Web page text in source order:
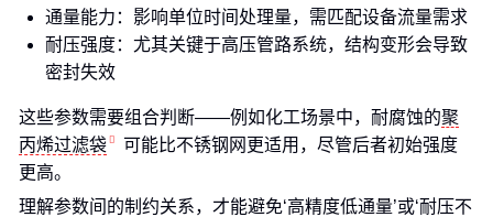
通量能力：影响单位时间处理量，需匹配设备流量需求
耐压强度：尤其关键于高压管路系统，结构变形会导致
密封失效
这些参数需要组合判断——例如化工场景中，耐腐蚀的聚
丙烯过滤袋
可能比不锈钢网更适用，尽管后者初始强度
更高。
理解参数间的制约关系，才能避免‘高精度低通量’或‘耐压不